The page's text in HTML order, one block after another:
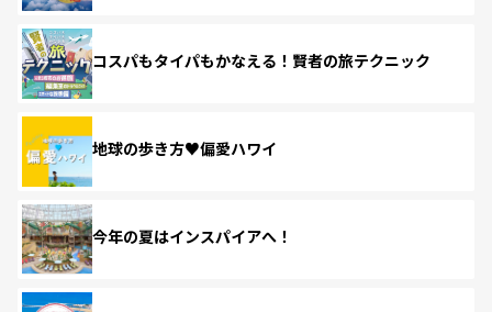
コスパもタイパもかなえる！賢者の旅テクニック
地球の歩き方♥偏愛ハワイ
今年の夏はインスパイアへ！